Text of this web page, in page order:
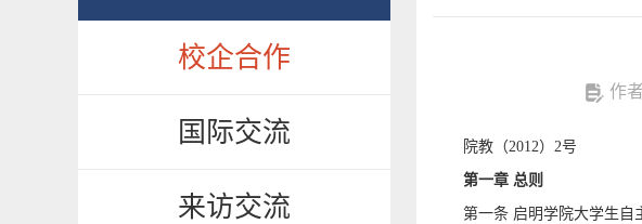
校企合作
国际交流
来访交流
作
院教（2012）2号
第一章 总则
第一条 启明学院大学生自